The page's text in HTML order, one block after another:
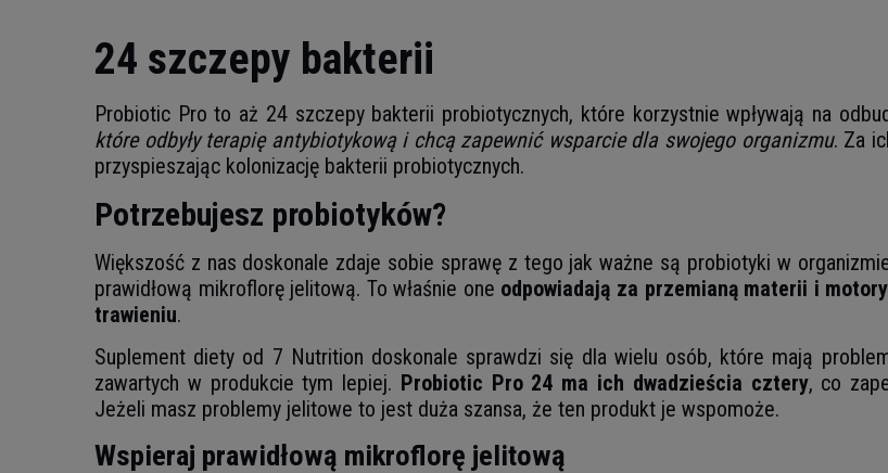
24 szczepy bakterii
Probiotic Pro to aż 24 szczepy bakterii probiotycznych, które korzystnie wpływają na
które odbyły terapię antybiotykową i chcą zapewnić wsparcie dla swojego organizmu. Za
przyspieszając kolonizację bakterii probiotycznych.
Potrzebujesz probiotyków?
Większość z nas doskonale zdaje sobie sprawę z tego jak ważne są probiotyki w
prawidłową mikroflorę jelitową. To właśnie one odpowiadają za przemianą materii i
trawieniu.
Suplement diety od 7 Nutrition doskonale sprawdzi się dla wielu osób, które mają
zawartych w produkcie tym lepiej. Probiotic Pro 24 ma ich dwadzieścia cztery, co
Jeżeli masz problemy jelitowe to jest duża szansa, że ten produkt je wspomoże.
Wspieraj prawidłową mikroflorę jelitową